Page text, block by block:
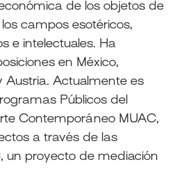
de los objetos de
campos esotéricos,
e intelectuales. Ha
en México,
Austria. Actualmente es
Públicos del
Contemporáneo MUAC,
a través de las
un proyecto de mediación